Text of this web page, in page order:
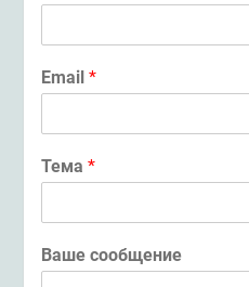
Email *
Тема *
Ваше сообщение